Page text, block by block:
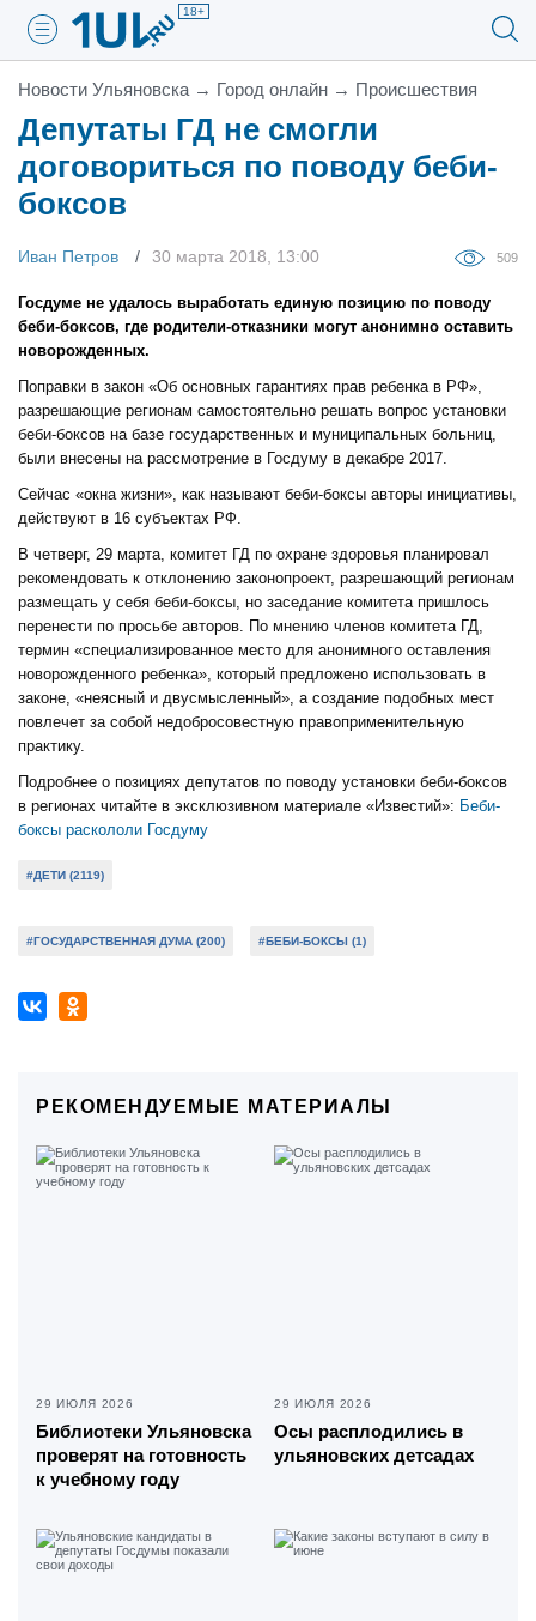
18+
Новости Ульяновска → Город онлайн → Проиcшествия
Депутаты ГД не смогли
договориться по поводу беби-
боксов
Иван Петров 30 марта 2018, 13:00 509
Госдуме не удалось выработать единую позицию по поводу
беби-боксов, где родители-отказники могут анонимно оставить
новорожденных.
Поправки в закон «Об основных гарантиях прав ребенка в РФ»,
разрешающие регионам самостоятельно решать вопрос установки
беби-боксов на базе государственных и муниципальных больниц,
были внесены на рассмотрение в Госдуму в декабре 2017.
Сейчас «окна жизни», как называют беби-боксы авторы инициативы,
действуют в 16 субъектах РФ.
В четверг, 29 марта, комитет ГД по охране здоровья планировал
рекомендовать к отклонению законопроект, разрешающий регионам
размещать у себя беби-боксы, но заседание комитета пришлось
перенести по просьбе авторов. По мнению членов комитета ГД,
термин «специализированное место для анонимного оставления
новорожденного ребенка», который предложено использовать в
законе, «неясный и двусмысленный», а создание подобных мест
повлечет за собой недобросовестную правоприменительную
практику.
Подробнее о позициях депутатов по поводу установки беби-боксов
в регионах читайте в эксклюзивном материале «Известий»: Беби-
боксы раскололи Госдуму
#ДЕТИ (2119)
#ГОСУДАРСТВЕННАЯ ДУМА (200) #БЕБИ-БОКСЫ (1)
РЕКОМЕНДУЕМЫЕ МАТЕРИАЛЫ
29 ИЮЛЯ 2026
Библиотеки Ульяновска
проверят на готовность
к учебному году
29 ИЮЛЯ 2026
Осы расплодились в
ульяновских детсадах